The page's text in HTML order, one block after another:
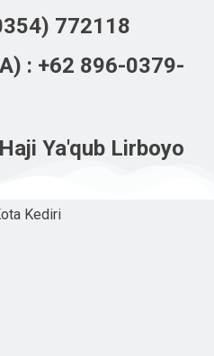
772118
: +62 896-0379-
Ya'qub Lirboyo
Kediri